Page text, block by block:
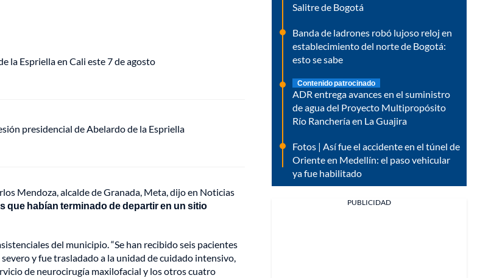
la Espriella en Cali este 7 de agosto
presidencial de Abelardo de la Espriella
Mendoza, alcalde de Granada, Meta, dijo en Noticias
que habían terminado de departir en un sitio
del municipio. “Se han recibido seis pacientes
y fue trasladado a la unidad de cuidado intensivo,
de neurocirugía maxilofacial y los otros cuatro
Salitre de Bogotá
Banda de ladrones robó lujoso reloj en
establecimiento del norte de Bogotá:
esto se sabe
Contenido patrocinado
ADR entrega avances en el suministro
de agua del Proyecto Multipropósito
Río Ranchería en La Guajira
Fotos | Así fue el accidente en el túnel de
Oriente en Medellín: el paso vehicular
ya fue habilitado
PUBLICIDAD